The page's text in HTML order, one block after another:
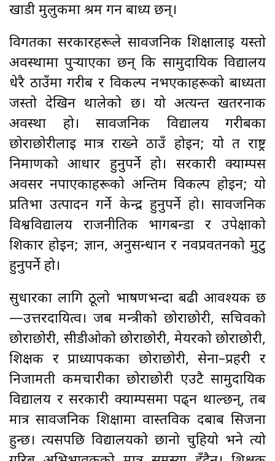
खाडी मुलुकमा श्रम गर्न बाध्य छन्।
विगतका सरकारहरूले सार्वजनिक शिक्षालाई यस्तो
अवस्थामा पुर्‍याएका छन् कि सामुदायिक विद्यालय
धेरै ठाउँमा गरीब र विकल्प नभएकाहरूको बाध्यता
जस्तो देखिन थालेको छ। यो अत्यन्त खतरनाक
अवस्था हो। सार्वजनिक विद्यालय गरीबका
छोराछोरीलाई मात्र राख्ने ठाउँ होइन; यो त राष्ट्र
निर्माणको आधार हुनुपर्ने हो। सरकारी क्याम्पस
अवसर नपाएकाहरूको अन्तिम विकल्प होइन; यो
प्रतिभा उत्पादन गर्ने केन्द्र हुनुपर्ने हो। सार्वजनिक
विश्वविद्यालय राजनीतिक भागबन्डा र उपेक्षाको
शिकार होइन; ज्ञान, अनुसन्धान र नवप्रवर्तनको मुटु
हुनुपर्ने हो।
सुधारका लागि ठूलो भाषणभन्दा बढी आवश्यक छ
—उत्तरदायित्व। जब मन्त्रीको छोराछोरी, सचिवको
छोराछोरी, सीडीओको छोराछोरी, मेयरको छोराछोरी,
शिक्षक र प्राध्यापकका छोराछोरी, सेना–प्रहरी र
निजामती कर्मचारीका छोराछोरी एउटै सामुदायिक
विद्यालय र सरकारी क्याम्पसमा पढ्न थाल्छन्, तब
मात्र सार्वजनिक शिक्षामा वास्तविक दबाब सिर्जना
हुन्छ। त्यसपछि विद्यालयको छानो चुहियो भने त्यो